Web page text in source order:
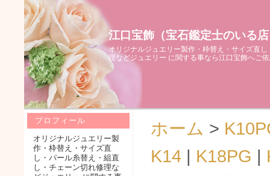
江口宝飾（宝石鑑定士のいる
オリジナルジュエリー製作・枠替え・サイズ直
理などジュエリー に関する事なら江口宝飾へご
ホーム >
K14 | K18PG |
プロフィール
オリジナルジュエリー製
作・枠替え・サイズ直
し・パール糸替え・組直
し・チェーン切れ修理な